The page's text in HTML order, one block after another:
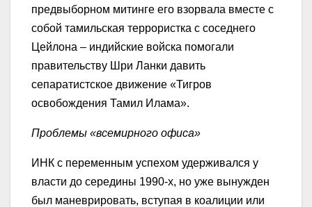
предвыборном митинге его взорвала вместе с
собой тамильская террористка с соседнего
Цейлона – индийские войска помогали
правительству Шри Ланки давить
сепаратистское движение «Тигров
освобождения Тамил Илама».
Проблемы «всемирного офиса»
ИНК с переменным успехом удерживался у
власти до середины 1990-х, но уже вынужден
был маневрировать, вступая в коалиции или